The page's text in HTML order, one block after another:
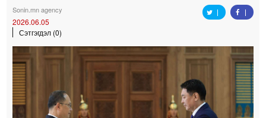
Easy news
Sonin.mn agency
2026.06.05
Сэтгэгдэл (0)